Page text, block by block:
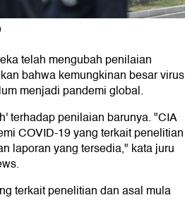
telah mengubah penilaian
bahwa kemungkinan besar virus
menjadi pandemi global.
terhadap penilaian barunya. "CIA
COVID-19 yang terkait penelitian
laporan yang tersedia," kata juru
terkait penelitian dan asal mula